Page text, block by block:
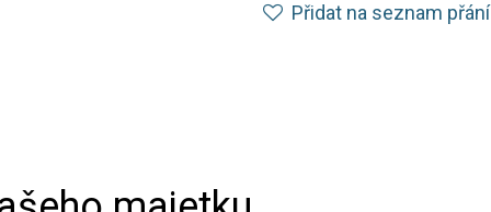
Přidat na seznam přání